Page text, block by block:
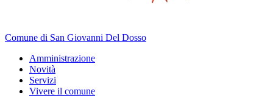
Comune di San Giovanni Del Dosso
Amministrazione
Novità
Servizi
Vivere il comune